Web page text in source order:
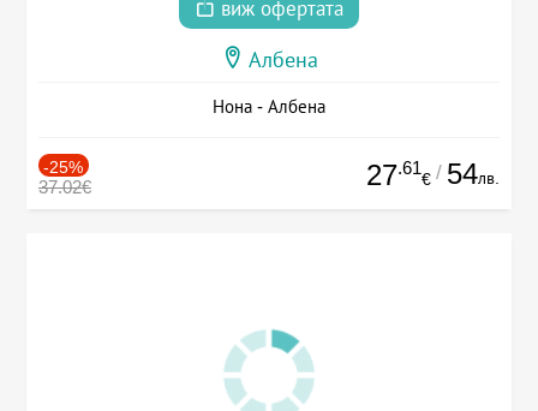
виж офертата
Албена
Нона - Албена
-25%
37.02€ 27.61
€ / 54лв.